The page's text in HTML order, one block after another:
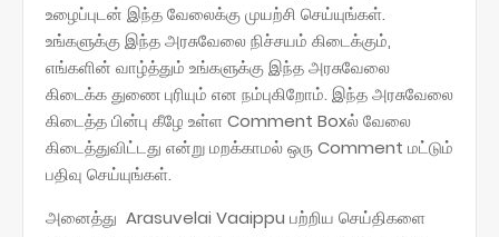
உழைப்புடன் இந்த வேலைக்கு முயற்சி செய்யுங்கள்.
உங்களுக்கு இந்த அரசுவேலை நிச்சயம் கிடைக்கும்,
எங்களின் வாழ்த்தும் உங்களுக்கு இந்த அரசுவேலை
கிடைக்க துணை புரியும் என நம்புகிறோம். இந்த அரசுவேலை
கிடைத்த பின்பு கீழே உள்ள Comment Boxல் வேலை
கிடைத்துவிட்டது என்று மறக்காமல் ஒரு Comment மட்டும்
பதிவு செய்யுங்கள்.
அனைத்து Arasuvelai Vaaippu பற்றிய செய்திகளை